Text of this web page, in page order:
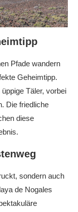
Pfade wandern
Geheimtipp.
Täler, vorbei
Die friedliche
diese
sondern auch
de Nogales